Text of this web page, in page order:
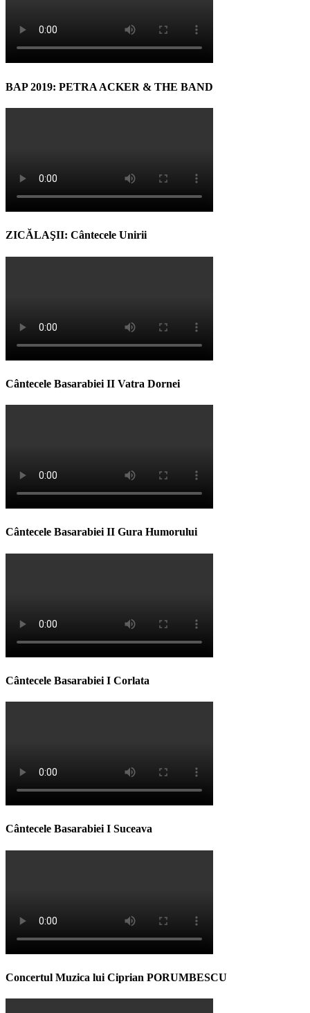
BAP 2019: PETRA ACKER & THE BAND
ZICĂLAŞII: Cântecele Unirii
Cântecele Basarabiei II Vatra Dornei
Cântecele Basarabiei II Gura Humorului
Cântecele Basarabiei I Corlata
Cântecele Basarabiei I Suceava
Concertul Muzica lui Ciprian PORUMBESCU